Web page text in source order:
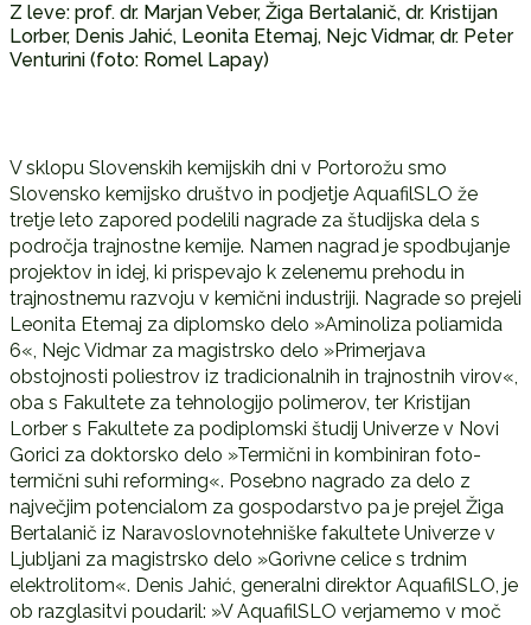
Z leve: prof. dr. Marjan Veber, Žiga Bertalanič, dr. Kristijan
Lorber, Denis Jahić, Leonita Etemaj, Nejc Vidmar, dr. Peter
Venturini (foto: Romel Lapay)
V sklopu Slovenskih kemijskih dni v Portorožu smo
Slovensko kemijsko društvo in podjetje AquafilSLO že
tretje leto zapored podelili nagrade za študijska dela s
področja trajnostne kemije. Namen nagrad je spodbujanje
projektov in idej, ki prispevajo k zelenemu prehodu in
trajnostnemu razvoju v kemični industriji. Nagrade so prejeli
Leonita Etemaj za diplomsko delo »Aminoliza poliamida
6«, Nejc Vidmar za magistrsko delo »Primerjava
obstojnosti poliestrov iz tradicionalnih in trajnostnih virov«,
oba s Fakultete za tehnologijo polimerov, ter Kristijan
Lorber s Fakultete za podiplomski študij Univerze v Novi
Gorici za doktorsko delo »Termični in kombiniran foto-
termični suhi reforming«. Posebno nagrado za delo z
največjim potencialom za gospodarstvo pa je prejel Žiga
Bertalanič iz Naravoslovnotehniške fakultete Univerze v
Ljubljani za magistrsko delo »Gorivne celice s trdnim
elektrolitom«. Denis Jahić, generalni direktor AquafilSLO, je
ob razglasitvi poudaril: »V AquafilSLO verjamemo v moč